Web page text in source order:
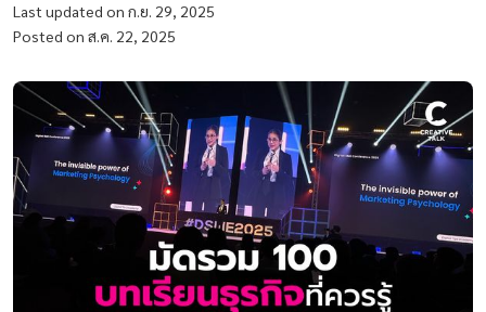
Last updated on ก.ย. 29, 2025
Posted on ส.ค. 22, 2025